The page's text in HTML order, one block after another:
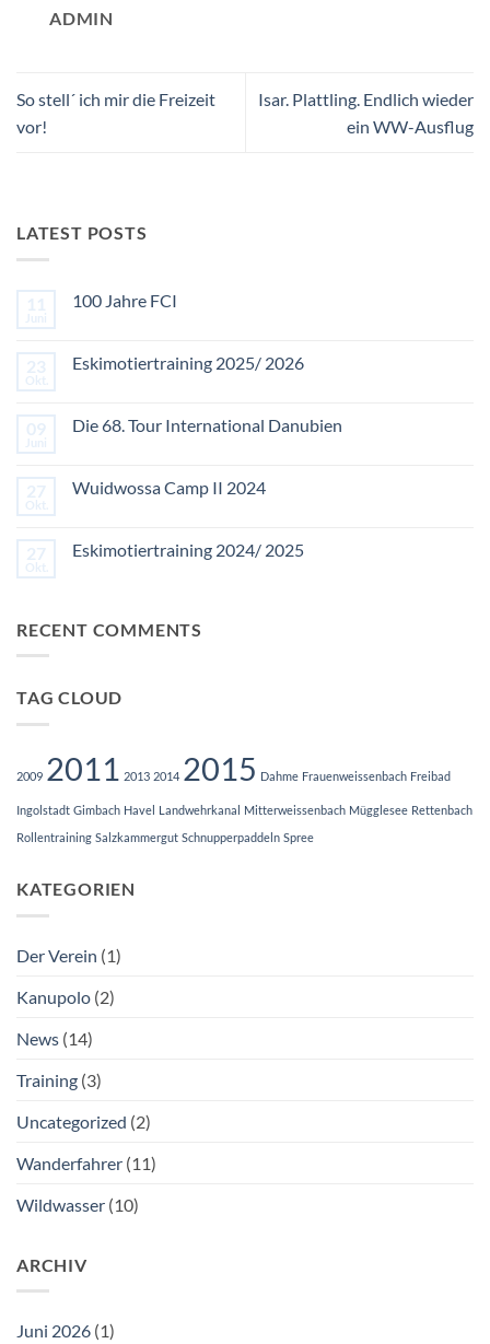
ADMIN
So stell´ ich mir die Freizeit
vor!
Isar. Plattling. Endlich wieder
ein WW-Ausflug
LATEST POSTS
11
Juni
100 Jahre FCI
100
23
Okt.
Eskimotiertraining 2025/ 2026
Eskimotiertraining
09
Juni
Die 68. Tour International Danubien
Die
Danubien
27
Okt.
Wuidwossa Camp II 2024
Wuidwossa
27
Okt.
Eskimotiertraining 2024/ 2025
2024/
RECENT COMMENTS
TAG CLOUD
2009 2011 2013 2014 2015 Dahme Frauenweissenbach Freibad
Ingolstadt Gimbach Havel Landwehrkanal Mitterweissenbach Mügglesee Rettenbach
Rollentraining Salzkammergut Schnupperpaddeln Spree
KATEGORIEN
Der Verein (1)
Kanupolo (2)
News (14)
Training (3)
Uncategorized (2)
Wanderfahrer (11)
Wildwasser (10)
ARCHIV
Juni 2026 (1)